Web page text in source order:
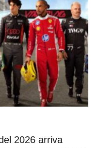
2026 arriva